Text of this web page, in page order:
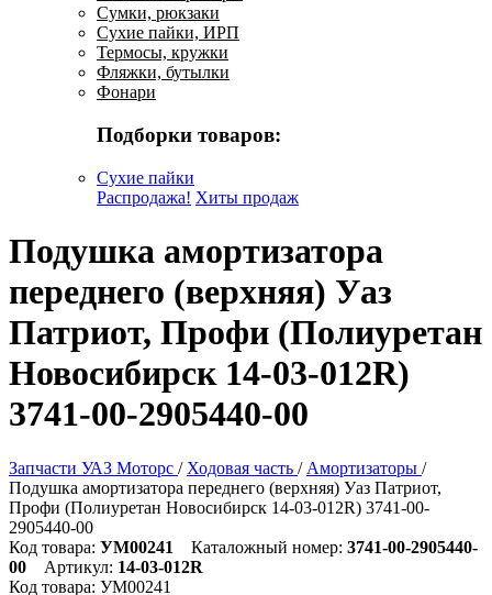
Сумки, рюкзаки
Сухие пайки, ИРП
Термосы, кружки
Фляжки, бутылки
Фонари
Подборки товаров:
Сухие пайки
Распродажа! Хиты продаж
Подушка амортизатора
переднего (верхняя) Уаз
Патриот, Профи (Полиуретан
Новосибирск 14-03-012R)
3741-00-2905440-00
Запчасти УАЗ Моторс / Ходовая часть / Амортизаторы /
Подушка амортизатора переднего (верхняя) Уаз Патриот,
Профи (Полиуретан Новосибирск 14-03-012R) 3741-00-
2905440-00
Код товара: УМ00241 Каталожный номер: 3741-00-2905440-
00
Артикул: 14-03-012R
Код товара: УМ00241